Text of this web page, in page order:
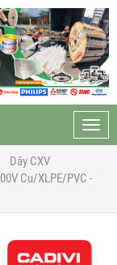
Dây CXV
Cu/XLPE/PVC -